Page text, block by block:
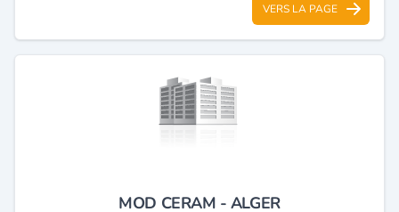
VERS LA PAGE
MOD CERAM - ALGER